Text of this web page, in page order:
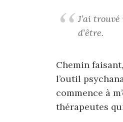
J’ai
d’être.
Chemin
l’outil
commence à
thérapeutes